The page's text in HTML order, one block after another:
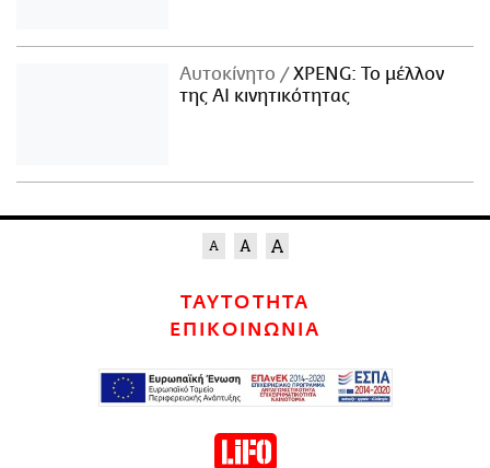
Αυτοκίνητο
XPENG: Το μέλλον
της AI κινητικότητας
ΤΑΥΤΟΤΗΤΑ
ΕΠΙΚΟΙΝΩΝΙΑ